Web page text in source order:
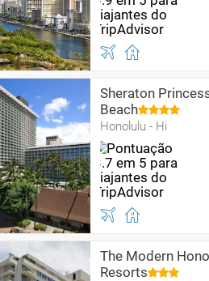
Sheraton
Beach
Honolulu - Hi
The Modern
Resorts